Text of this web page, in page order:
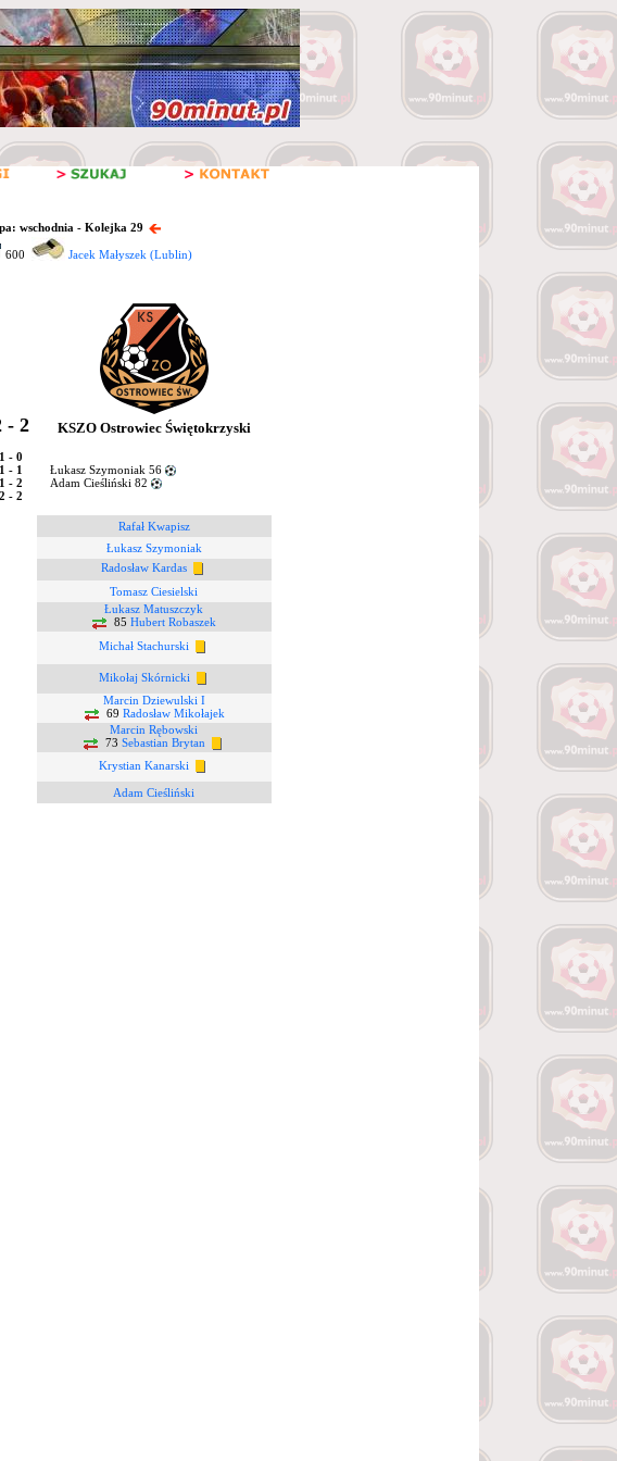
wschodnia - Kolejka 29
600 Jacek Małyszek (Lublin)
- 2 KSZO Ostrowiec Świętokrzyski
1 - 0
1 - 1
Łukasz Szymoniak 56
1 - 2
Adam Cieśliński 82
2 - 2
Rafał Kwapisz
Łukasz Szymoniak
Radosław Kardas
Tomasz Ciesielski
Łukasz Matuszczyk
85 Hubert Robaszek
Michał Stachurski
Mikołaj Skórnicki
Marcin Dziewulski I
69 Radosław Mikołajek
Marcin Rębowski
73 Sebastian Brytan
Krystian Kanarski
Adam Cieśliński